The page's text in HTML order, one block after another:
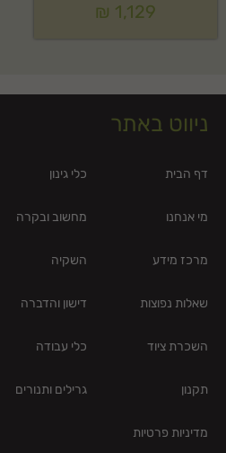
₪ 1,129
ניווט באתר
דף הבית
מי אנחנו
מרכז מידע
שאלות נפוצות
השכרת ציוד
תקנון
מדיניות פרטיות
כלי גינון
מחשוב ובקרה
השקיה
דישון והדברה
כלי עבודה
גרילים ותנורים